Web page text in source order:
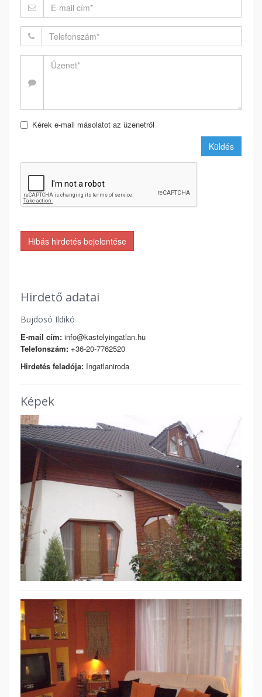
Kérek e-mail másolatot az üzenetről
Küldés
Hibás hirdetés bejelentése
Hirdető adatai
Bujdosó Ildikó
E-mail cím: info@kastelyingatlan.hu
Telefonszám: +36-20-7762520
Hirdetés feladója: Ingatlaniroda
Képek